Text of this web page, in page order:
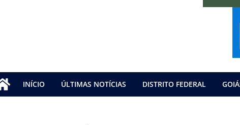
INÍCIO ÚLTIMAS NOTÍCIAS DISTRITO FEDERAL